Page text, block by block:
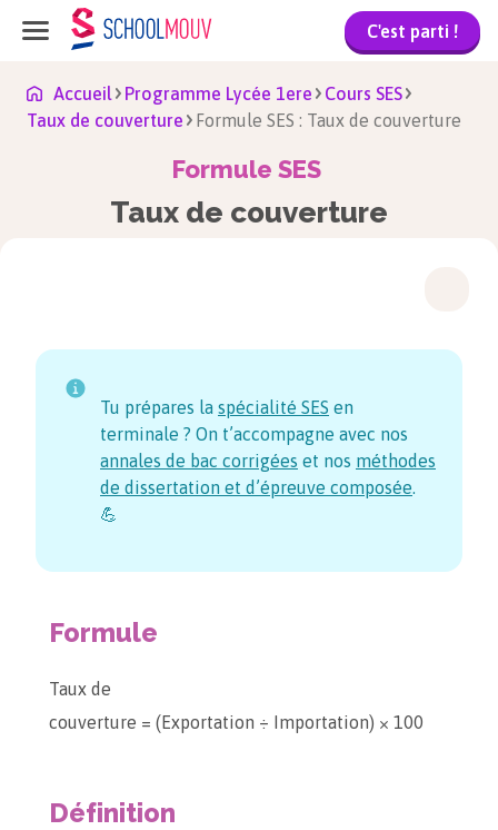
C'est parti !
Accueil Programme Lycée 1ere
Cours SES
Taux de couverture
Formule SES : Taux de couverture
Formule SES
Taux de couverture
Tu prépares la spécialité SES en
terminale ? On t’accompagne avec nos
annales de bac corrigées et nos méthodes
de dissertation et d’épreuve composée.
💪
Formule
Taux de
couverture = (Exportation ÷ Importation) × 100
Définition